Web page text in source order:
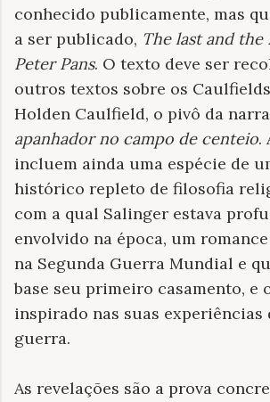
conhecido publicamente, mas
a ser publicado, The last and the
Peter Pans. O texto deve ser
outros textos sobre os
Holden Caulfield, o pivô da
apanhador no campo de centeio.
incluem ainda uma espécie de
histórico repleto de filosofia
com a qual Salinger estava
envolvido na época, um
na Segunda Guerra Mundial e
base seu primeiro casamento, e
inspirado nas suas experiências
guerra.
As revelações são a prova